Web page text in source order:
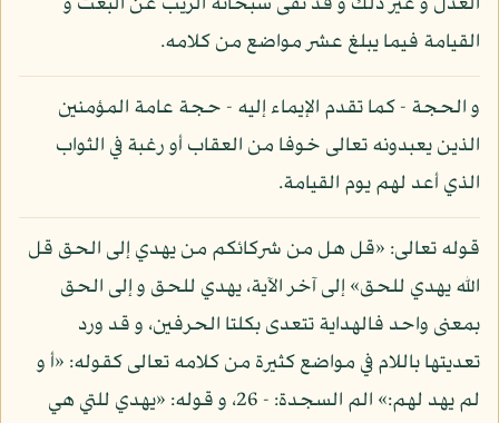
القيامة فيما يبلغ عشر مواضع من كلامه.
و الحجة - كما تقدم الإيماء إليه - حجة عامة المؤمنين
الذين يعبدونه تعالى خوفا من العقاب أو رغبة في الثواب
الذي أعد لهم يوم القيامة.
قوله تعالى: «قل هل من شركائكم من يهدي إلى الحق قل
الله يهدي للحق» إلى آخر الآية، يهدي للحق و إلى الحق
بمعنى واحد فالهداية تتعدى بكلتا الحرفين، و قد ورد
تعديتها باللام في مواضع كثيرة من كلامه تعالى كقوله: «أ و
لم يهد لهم:» الم السجدة: - 26، و قوله: «يهدي للتي هي